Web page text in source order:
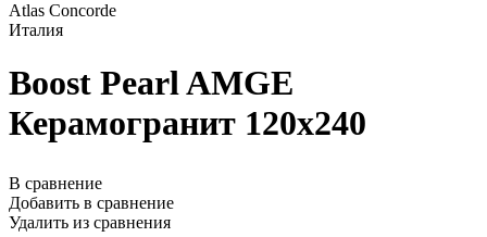
Atlas Concorde
Италия
Boost Pearl AMGE
Керамогранит 120x240
В сравнение
Добавить в сравнение
Удалить из сравнения